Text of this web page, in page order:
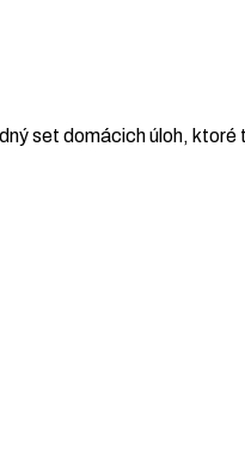
set domácich úloh, ktoré